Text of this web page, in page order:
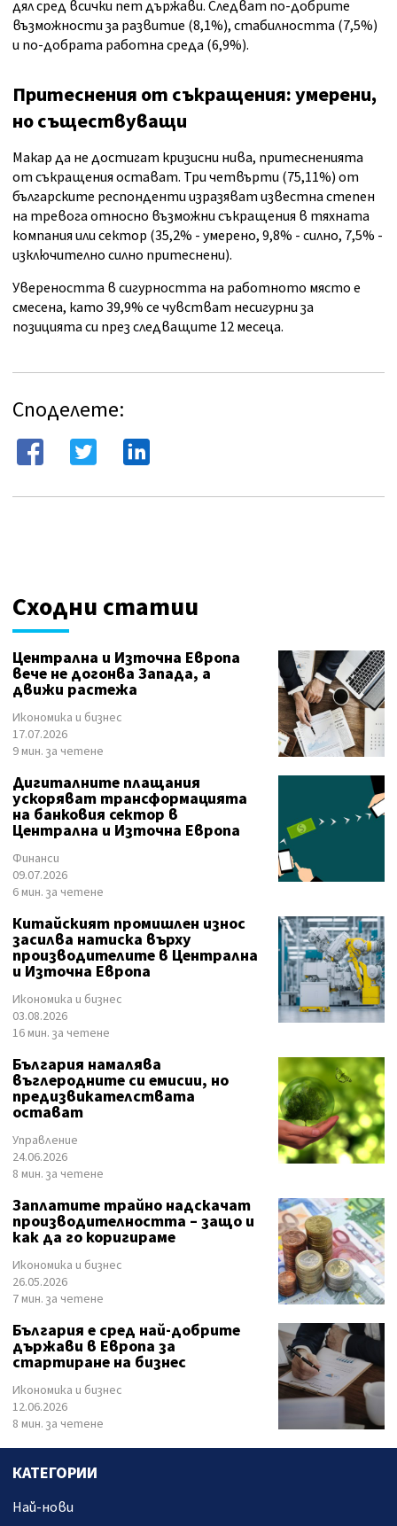
дял сред всички пет държави. Следват по-добрите
възможности за развитие (8,1%), стабилността (7,5%)
и по-добрата работна среда (6,9%).
Притеснения от съкращения: умерени,
но съществуващи
Макар да не достигат кризисни нива, притесненията
от съкращения остават. Три четвърти (75,11%) от
българските респонденти изразяват известна степен
на тревога относно възможни съкращения в тяхната
компания или сектор (35,2% - умерено, 9,8% - силно, 7,5% -
изключително силно притеснени).
Увереността в сигурността на работното място е
смесена, като 39,9% се чувстват несигурни за
позицията си през следващите 12 месеца.
Споделете:
Сходни статии
Централна и Източна Европа
вече не догонва Запада, а
движи растежа
Икономика и бизнес
17.07.2026
9 мин. за четене
Дигиталните плащания
ускоряват трансформацията
на банковия сектор в
Централна и Източна Европа
Финанси
09.07.2026
6 мин. за четене
Китайският промишлен износ
засилва натиска върху
производителите в Централна
и Източна Европа
Икономика и бизнес
03.08.2026
16 мин. за четене
България намалява
въглеродните си емисии, но
предизвикателствата
остават
Управление
24.06.2026
8 мин. за четене
Заплатите трайно надскачат
производителността – защо и
как да го коригираме
Икономика и бизнес
26.05.2026
7 мин. за четене
България е сред най-добрите
държави в Европа за
стартиране на бизнес
Икономика и бизнес
12.06.2026
8 мин. за четене
КАТЕГОРИИ
Най-нови